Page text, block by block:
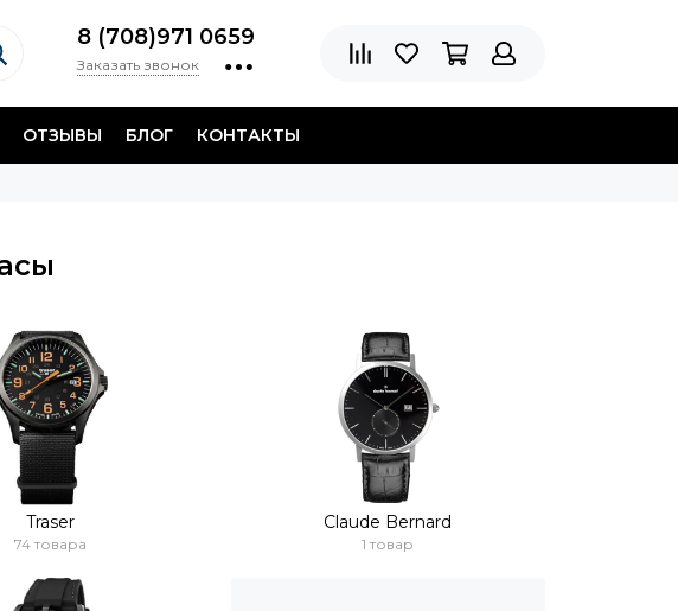
8 (708)971 0659
Заказать звонок
ОТЗЫВЫ БЛОГ КОНТАКТЫ
Traser
74 товара
Claude Bernard
1 товар